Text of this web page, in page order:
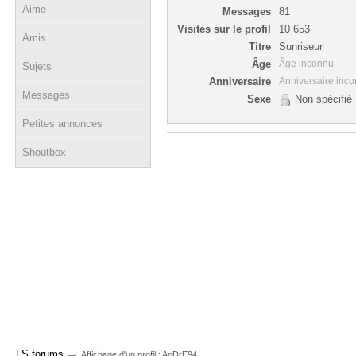
Aime
Amis
Sujets
Messages
Petites annonces
Shoutbox
Messages
81
Visites sur le profil
10 653
Titre
Sunriseur
Âge
Âge inconnu
Anniversaire Anniversaire
Sexe Non spécifié